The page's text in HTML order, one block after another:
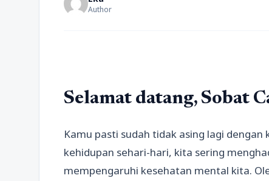
Author
Selamat datang, Sobat
Kamu pasti sudah tidak asing lagi
kehidupan sehari-hari, kita sering
mempengaruhi kesehatan mental kita.